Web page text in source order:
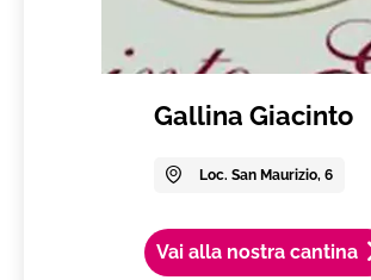
Gallina Giacinto
Loc. San Maurizio, 6
Vai alla nostra cantina